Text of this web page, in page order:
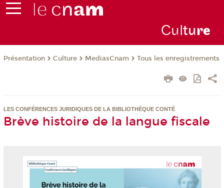
Culture
Présentation Culture MediasCnam Tous les enregistrements
LES CONFÉRENCES JURIDIQUES DE LA BIBLIOTHÈQUE CONTÉ
Brève histoire de la langue fiscale